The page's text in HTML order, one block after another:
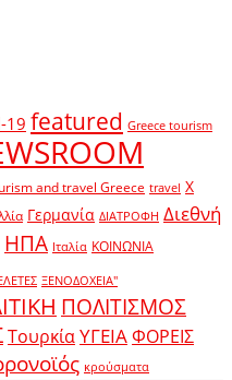
19 featured Greece tourism
and travel Greece travel X
Γερμανία ΔΙΑΤΡΟΦΗ Διεθνή
ΗΠΑ Ιταλία ΚΟΙΝΩΝΙΑ
ΞΕΝΟΔΟΧΕΙΑ"
ΠΟΛΙΤΙΣΜΟΣ
ΤουρκίαΥΓΕΙΑΦΟΡΕΙΣ
κρούσματα